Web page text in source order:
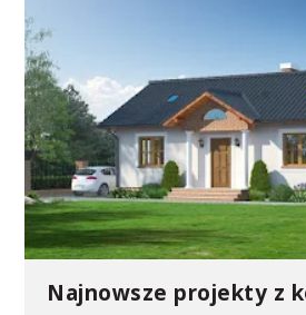
Najnowsze projekty z